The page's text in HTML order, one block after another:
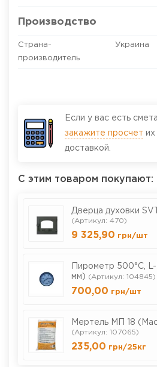
Производство
Страна-
производитель
Украина
Если у вас есть
закажите просчет
доставкой.
С этим товаром покупают:
Дверца духовки
(Артикул: 470)
9 325,90 грн/шт
Пирометр 500°С,
мм) (Артикул: 104845)
700,00 грн/шт
Мертель МП 18
(Артикул: 107065)
235,00 грн/25кг